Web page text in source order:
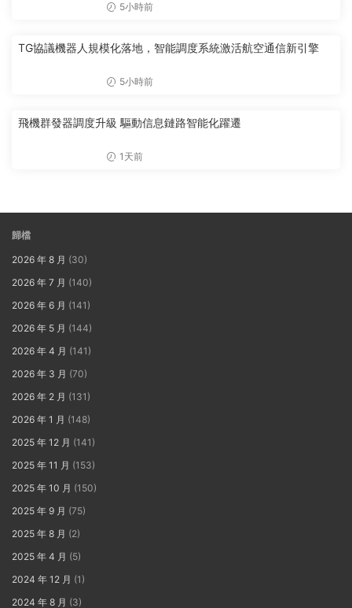
5小時前
TG協議機器人規模化落地，智能調度系統激活航空通信新引擎
5小時前
飛機群發器調度升級 驅動信息鏈路智能化躍遷
1天前
歸檔
2026 年 8 月 (30)
2026 年 7 月 (140)
2026 年 6 月 (141)
2026 年 5 月 (144)
2026 年 4 月 (141)
2026 年 3 月 (70)
2026 年 2 月 (131)
2026 年 1 月 (148)
2025 年 12 月 (141)
2025 年 11 月 (153)
2025 年 10 月 (150)
2025 年 9 月 (75)
2025 年 8 月 (2)
2025 年 4 月 (5)
2024 年 12 月 (1)
2024 年 8 月 (3)